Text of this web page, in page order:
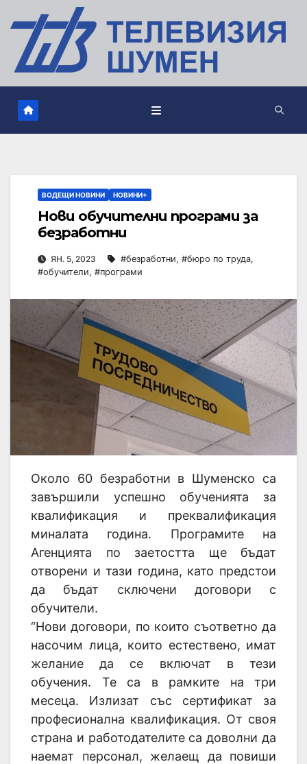
ВОДЕЩИ НОВИНИ НОВИНИ+
Нови обучителни програми за
безработни
ЯН. 5, 2023 #безработни, #бюро по труда,
#обучители, #програми
Около 60 безработни в Шуменско са
завършили успешно обученията за
квалификация и преквалификация
миналата година. Програмите на
Агенцията по заетостта ще бъдат
отворени и тази година, като предстои
да бъдат сключени договори с
обучители.
“Нови договори, по които съответно да
насочим лица, които естествено, имат
желание да се включат в тези
обучения. Те са в рамките на три
месеца. Излизат със сертификат за
професионална квалификация. От своя
страна и работодателите са доволни да
наемат персонал, желаещ да повиши